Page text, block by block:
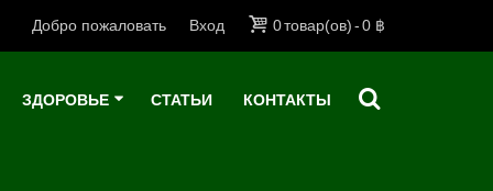
0товар(ов)-0 ฿
Добро пожаловать Вход
ЗДОРОВЬЕ СТАТЬИ КОНТАКТЫ